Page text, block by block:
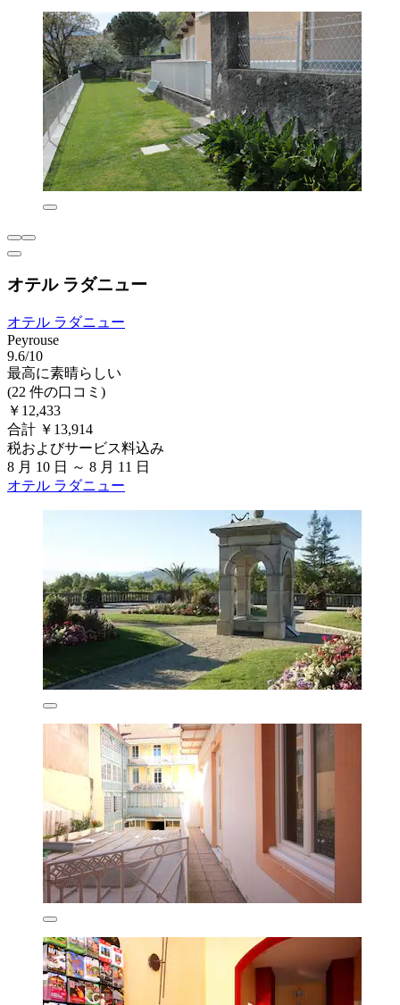
オテル ラダニュー
オテル ラダニュー
Peyrouse
9.6/10
最高に素晴らしい
(22 件の口コミ)
￥12,433
合計 ￥13,914
税およびサービス料込み
8 月 10 日 ～ 8 月 11 日
オテル ラダニュー